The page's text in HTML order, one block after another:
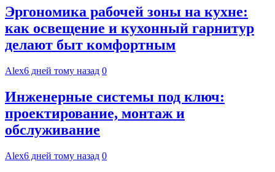
Эргономика рабочей зоны на кухне:
как освещение и кухонный гарнитур
делают быт комфортным
Alex6 дней тому назад 0
Инженерные системы под ключ:
проектирование, монтаж и
обслуживание
Alex6 дней тому назад 0